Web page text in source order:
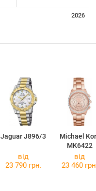
2026
Jaguar J896/3
Michael
MK6422
від
23 790 грн.
від
23 460